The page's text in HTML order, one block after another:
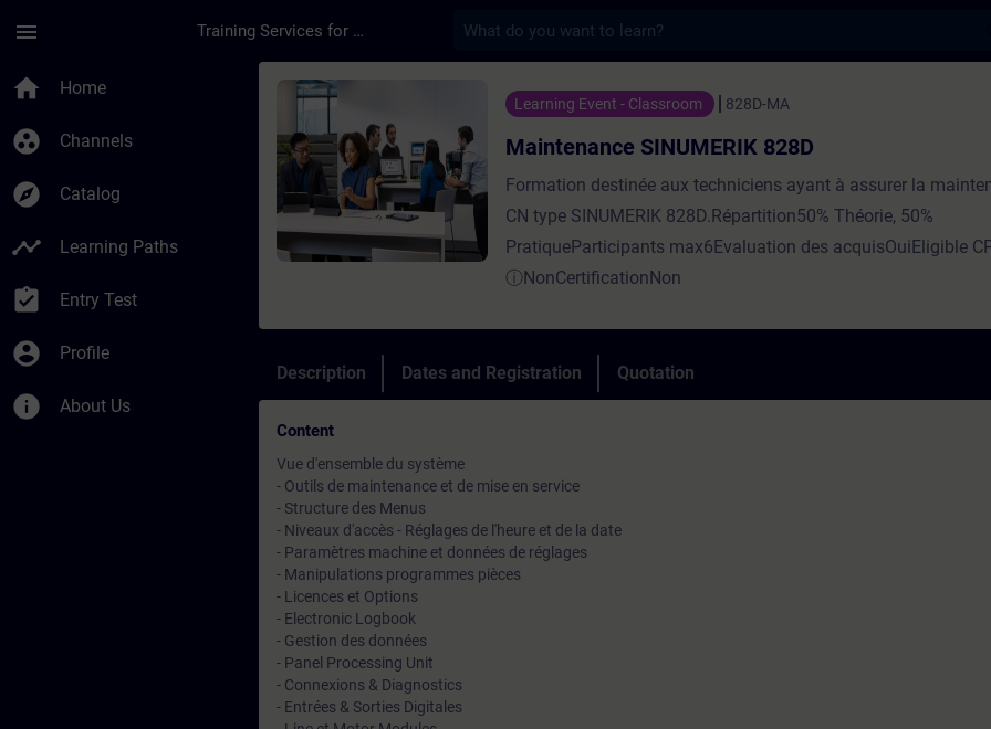
menu Training Services for Digital Industries
home Home
group_work Channels
explore Catalog
timeline Learning Paths
assignment_turned_in Entry Test
account_circle Profile
info About Us
Course - Maintenance SINUMERIK 828D - Training - Training -
Learning Event - Classroom 828D-MA
Maintenance SINUMERIK 828D
Formation destinée aux techniciens ayant à assurer la
CN type SINUMERIK 828D.Répartition50% Théorie, 50%
PratiqueParticipants max6Evaluation des acquisOuiEligible
ⓘNonCertificationNon
Description Dates and Registration Quotation
Content
Vue d'ensemble du système
- Outils de maintenance et de mise en service
- Structure des Menus
- Niveaux d'accès - Réglages de l'heure et de la date
- Paramètres machine et données de réglages
- Manipulations programmes pièces
- Licences et Options
- Electronic Logbook
- Gestion des données
- Panel Processing Unit
- Connexions & Diagnostics
- Entrées & Sorties Digitales